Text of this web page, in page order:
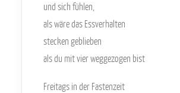
und sich fühlen,
als wäre das Essverhalten
stecken geblieben
als du mit vier weggezogen bist
Freitags in der Fastenzeit